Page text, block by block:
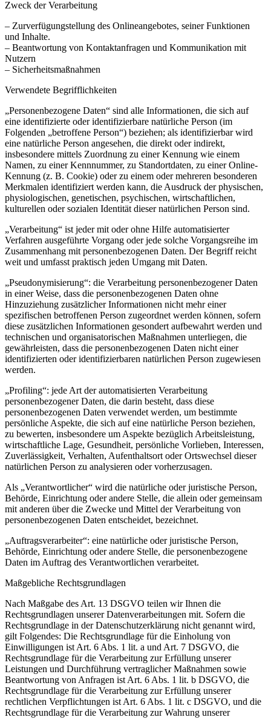
Zweck der Verarbeitung
– Zurverfügungstellung des Onlineangebotes, seiner Funktionen
und Inhalte.
– Beantwortung von Kontaktanfragen und Kommunikation mit
Nutzern
– Sicherheitsmaßnahmen
Verwendete Begrifflichkeiten
„Personenbezogene Daten“ sind alle Informationen, die sich auf
eine identifizierte oder identifizierbare natürliche Person (im
Folgenden „betroffene Person“) beziehen; als identifizierbar wird
eine natürliche Person angesehen, die direkt oder indirekt,
insbesondere mittels Zuordnung zu einer Kennung wie einem
Namen, zu einer Kennnummer, zu Standortdaten, zu einer Online-
Kennung (z. B. Cookie) oder zu einem oder mehreren besonderen
Merkmalen identifiziert werden kann, die Ausdruck der physischen,
physiologischen, genetischen, psychischen, wirtschaftlichen,
kulturellen oder sozialen Identität dieser natürlichen Person sind.
„Verarbeitung“ ist jeder mit oder ohne Hilfe automatisierter
Verfahren ausgeführte Vorgang oder jede solche Vorgangsreihe im
Zusammenhang mit personenbezogenen Daten. Der Begriff reicht
weit und umfasst praktisch jeden Umgang mit Daten.
„Pseudonymisierung“: die Verarbeitung personenbezogener Daten
in einer Weise, dass die personenbezogenen Daten ohne
Hinzuziehung zusätzlicher Informationen nicht mehr einer
spezifischen betroffenen Person zugeordnet werden können, sofern
diese zusätzlichen Informationen gesondert aufbewahrt werden und
technischen und organisatorischen Maßnahmen unterliegen, die
gewährleisten, dass die personenbezogenen Daten nicht einer
identifizierten oder identifizierbaren natürlichen Person zugewiesen
werden.
„Profiling“: jede Art der automatisierten Verarbeitung
personenbezogener Daten, die darin besteht, dass diese
personenbezogenen Daten verwendet werden, um bestimmte
persönliche Aspekte, die sich auf eine natürliche Person beziehen,
zu bewerten, insbesondere um Aspekte bezüglich Arbeitsleistung,
wirtschaftliche Lage, Gesundheit, persönliche Vorlieben, Interessen,
Zuverlässigkeit, Verhalten, Aufenthaltsort oder Ortswechsel dieser
natürlichen Person zu analysieren oder vorherzusagen.
Als „Verantwortlicher“ wird die natürliche oder juristische Person,
Behörde, Einrichtung oder andere Stelle, die allein oder gemeinsam
mit anderen über die Zwecke und Mittel der Verarbeitung von
personenbezogenen Daten entscheidet, bezeichnet.
„Auftragsverarbeiter“: eine natürliche oder juristische Person,
Behörde, Einrichtung oder andere Stelle, die personenbezogene
Daten im Auftrag des Verantwortlichen verarbeitet.
Maßgebliche Rechtsgrundlagen
Nach Maßgabe des Art. 13 DSGVO teilen wir Ihnen die
Rechtsgrundlagen unserer Datenverarbeitungen mit. Sofern die
Rechtsgrundlage in der Datenschutzerklärung nicht genannt wird,
gilt Folgendes: Die Rechtsgrundlage für die Einholung von
Einwilligungen ist Art. 6 Abs. 1 lit. a und Art. 7 DSGVO, die
Rechtsgrundlage für die Verarbeitung zur Erfüllung unserer
Leistungen und Durchführung vertraglicher Maßnahmen sowie
Beantwortung von Anfragen ist Art. 6 Abs. 1 lit. b DSGVO, die
Rechtsgrundlage für die Verarbeitung zur Erfüllung unserer
rechtlichen Verpflichtungen ist Art. 6 Abs. 1 lit. c DSGVO, und die
Rechtsgrundlage für die Verarbeitung zur Wahrung unserer